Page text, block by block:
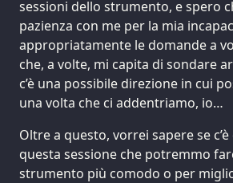
sessioni dello strumento, e spero
pazienza con me per la mia
appropriatamente le domande a
che, a volte, mi capita di sondare
c’è una possibile direzione in cui
una volta che ci addentriamo, io…
Oltre a questo, vorrei sapere se
questa sessione che potremmo
strumento più comodo o per